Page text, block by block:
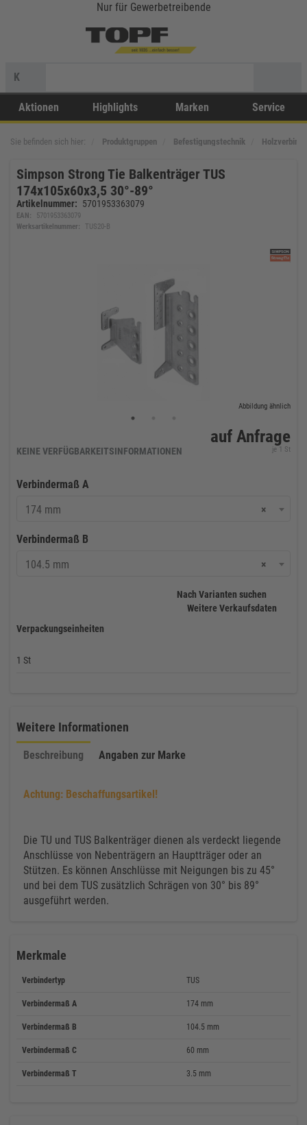
Nur für Gewerbetreibende
K
Aktionen Highlights Marken Service
Sie befinden sich hier: Produktgruppen Befestigungstechnik
Simpson Strong Tie Balkenträger TUS
174x105x60x3,5 30°-89°
Artikelnummer: 5701953363079
EAN:
5701953363079
Werksartikelnummer:
TUS20-B
Abbildung ähnlich
auf Anfrage
KEINE VERFÜGBARKEITSINFORMATIONEN je 1 St
Verbindermaß A
×
174 mm
Verbindermaß B
×
104.5 mm
Nach Varianten suchen
Weitere Verkaufsdaten
Verpackungseinheiten
1 St
Weitere Informationen
Beschreibung Angaben zur Marke
Achtung: Beschaffungsartikel!
Die TU und TUS Balkenträger dienen als verdeckt liegende
Anschlüsse von Nebenträgern an Hauptträger oder an
Stützen. Es können Anschlüsse mit Neigungen bis zu 45°
und bei dem TUS zusätzlich Schrägen von 30° bis 89°
ausgeführt werden.
Merkmale
Verbindertyp TUS
Verbindermaß A 174 mm
Verbindermaß B 104.5 mm
Verbindermaß C 60 mm
Verbindermaß T 3.5 mm